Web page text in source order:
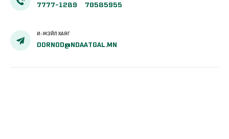
7777-1289 70585955
И-МЭЙЛ ХАЯГ
DORNOD@NDAATGAL.MN